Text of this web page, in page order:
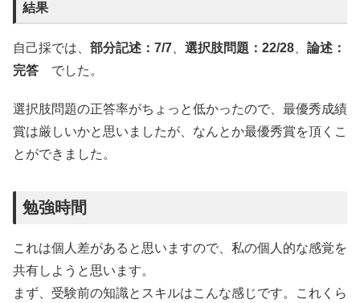
結果
自己採では、 部分記述：7/7、 選択肢問題：22/28、 論述：
完答 でした。
選択肢問題の正答率がちょっと低かったので、最優秀成績
賞は厳しいかと思いましたが、なんとか最優秀賞を頂くこ
とができました。
勉強時間
これは個人差があると思いますので、私の個人的な感覚を
共有しようと思います。
まず、受験前の知識とスキルはこんな感じです。これくら